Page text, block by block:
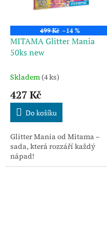
499 Kč –14 %
MITAMA Glitter Mania
50ks new
Skladem (4 ks)
427 Kč
Do košíku
Glitter Mania od Mitama –
sada, která rozzáří každý
nápad!